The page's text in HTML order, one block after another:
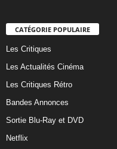
CATÉGORIE POPULAIRE
Les Critiques
Les Actualités Cinéma
Les Critiques Rétro
Bandes Annonces
Sortie Blu-Ray et DVD
Netflix